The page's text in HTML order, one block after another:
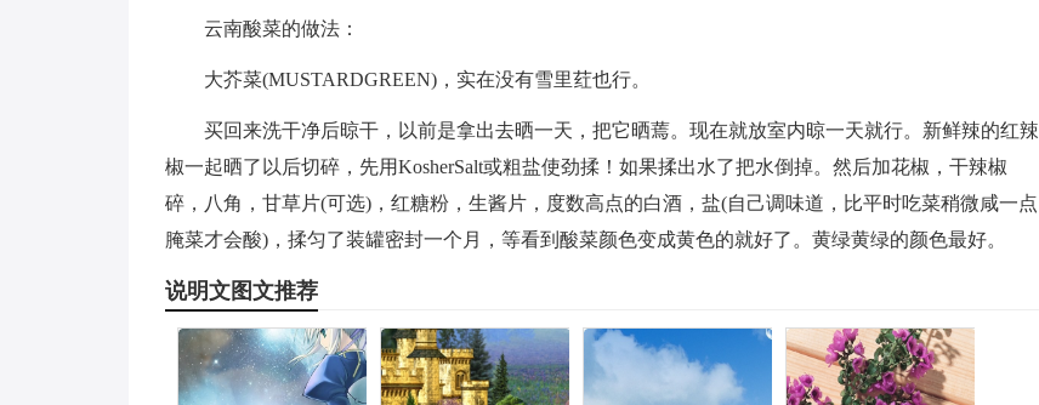
云南酸菜的做法：
大芥菜(MUSTARDGREEN)，实在没有雪里荭也行。
买回来洗干净后晾干，以前是拿出去晒一天，把它晒蔫。现在就放室内晾一天就行。新鲜辣的红辣
椒一起晒了以后切碎，先用KosherSalt或粗盐使劲揉！如果揉出水了把水倒掉。然后加花椒，干辣椒
碎，八角，甘草片(可选)，红糖粉，生酱片，度数高点的白酒，盐(自己调味道，比平时吃菜稍微咸一点
腌菜才会酸)，揉匀了装罐密封一个月，等看到酸菜颜色变成黄色的就好了。黄绿黄绿的颜色最好。
说明文图文推荐